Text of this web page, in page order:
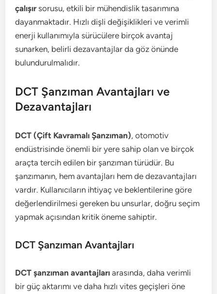
çalışırsorusu, etkili bir mühendislik tasarımına
dayanmaktadır. Hızlı dişli değişiklikleri ve verimli
enerji kullanımıyla sürücülere birçok avantaj
sunarken, belirli dezavantajlar da göz önünde
bulundurulmalıdır.
DCT Şanzıman Avantajları ve
Dezavantajları
DCT (Çift Kavramalı Şanzıman), otomotiv
endüstrisinde önemli bir yere sahip olan ve birçok
araçta tercih edilen bir şanzıman türüdür. Bu
şanzımanın, hem avantajları hem de dezavantajları
vardır. Kullanıcıların ihtiyaç ve beklentilerine göre
değerlendirilmesi gereken bu unsurlar, doğru seçim
yapmak açısından kritik öneme sahiptir.
DCT Şanzıman Avantajları
DCT şanzıman avantajları arasında, daha verimli
bir güç aktarımı ve daha hızlı vites geçişleri öne